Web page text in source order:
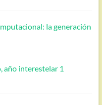
la generación
año interestelar 1